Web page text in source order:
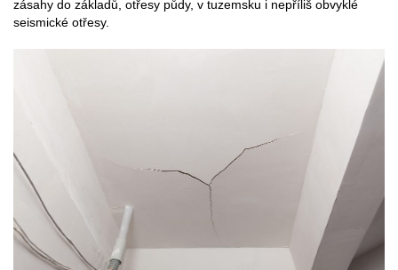
zásahy do základů, otřesy půdy, v tuzemsku i nepříliš obvyklé
seismické otřesy.